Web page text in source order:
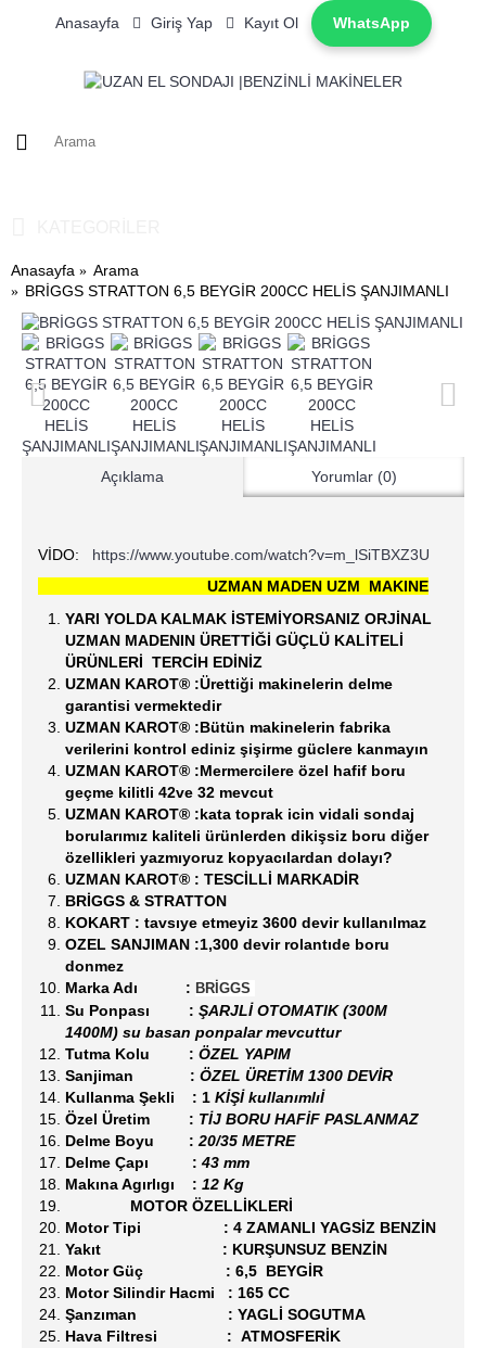
Anasayfa Giriş Yap Kayıt Ol WhatsApp
Anasayfa
Arama
BRİGGS STRATTON 6,5 BEYGİR 200CC HELİS ŞANJIMANLI
Açıklama Yorumlar (0)
VİDO: https://www.youtube.com/watch?v=m_lSiTBXZ3U
UZMAN MADEN UZM MAKINE
YARI YOLDA KALMAK İSTEMİYORSANIZ ORJİNAL
UZMAN MADENIN ÜRETTİĞİ GÜÇLÜ KALİTELİ
ÜRÜNLERİ TERCİH EDİNİZ
UZMAN KAROT® :Ürettiği makinelerin delme
garantisi vermektedir
UZMAN KAROT® :Bütün makinelerin fabrika
verilerini kontrol ediniz şişirme güclere kanmayın
UZMAN KAROT® :Mermercilere özel hafif boru
geçme kilitli 42ve 32 mevcut
UZMAN KAROT® :kata toprak icin vidali sondaj
borularımız kaliteli ürünlerden dikişsiz boru diğer
özellikleri yazmıyoruz kopyacılardan dolayı?
UZMAN KAROT® : TESCİLLİ MARKADİR
BRİGGS & STRATTON
KOKART : tavsıye etmeyiz 3600 devir kullanılmaz
OZEL SANJIMAN :1,300 devir rolantıde boru
donmez
Marka Adı : BRİGGS
Su Ponpası : ŞARJLİ OTOMATIK (300M
1400M) su basan ponpalar mevcuttur
Tutma Kolu : ÖZEL YAPIM
Sanjiman : ÖZEL ÜRETİM 1300 DEVİR
Kullanma Şekli : 1 KİŞİ kullanımlıİ
Özel Üretim : TİJ BORU HAFİF PASLANMAZ
Delme Boyu : 20/35 METRE
Delme Çapı : 43 mm
Makına Agırlıgı : 12 Kg
MOTOR ÖZELLİKLERİ
Motor Tipi : 4 ZAMANLI YAGSİZ BENZİN
Yakıt : KURŞUNSUZ BENZİN
Motor Güç : 6,5 BEYGİR
Motor Silindir Hacmi : 165 CC
Şanzıman : YAGLİ SOGUTMA
Hava Filtresi : ATMOSFERİK